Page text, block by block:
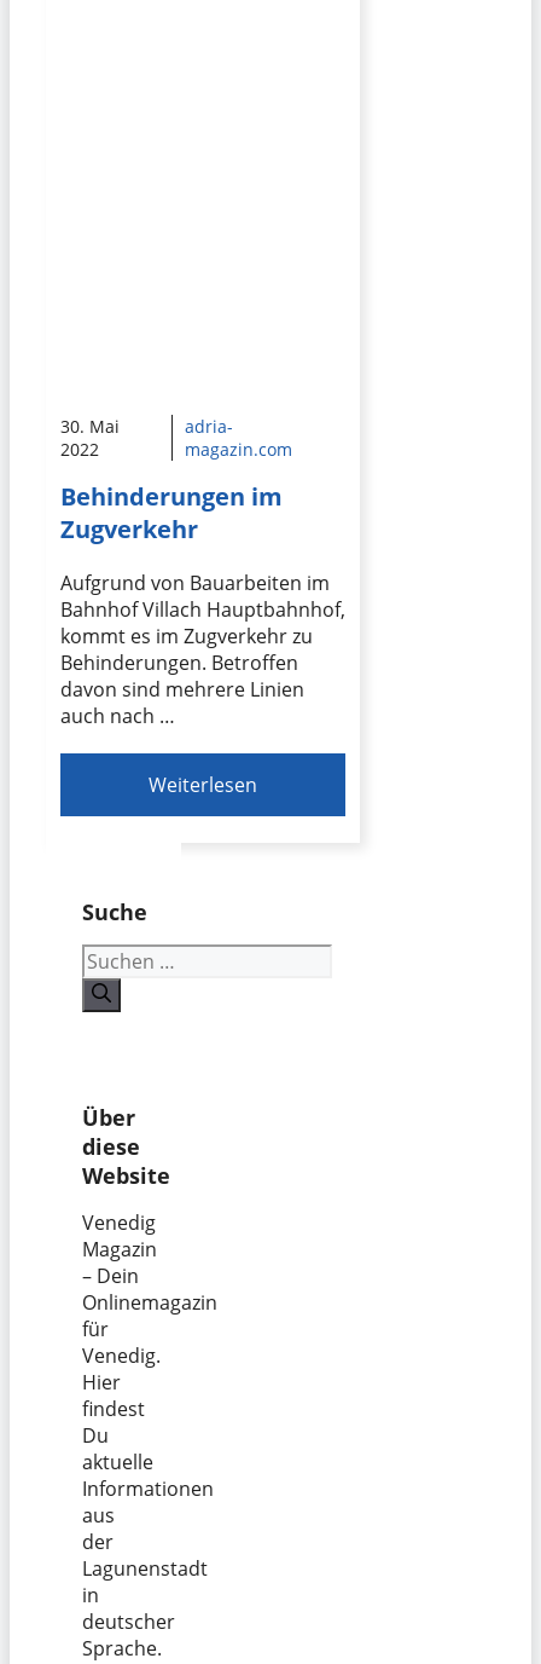
30. Mai
2022
adria-
magazin.com
Behinderungen im
Zugverkehr
Aufgrund von Bauarbeiten im
Bahnhof Villach Hauptbahnhof,
kommt es im Zugverkehr zu
Behinderungen. Betroffen
davon sind mehrere Linien
auch nach …
Weiterlesen
Suche
Suchen
nach:
Über
diese
Website
Venedig
Magazin
– Dein
Onlinemagazin
für
Venedig.
Hier
findest
Du
aktuelle
Informationen
aus
der
Lagunenstadt
in
deutscher
Sprache.